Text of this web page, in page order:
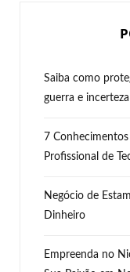
Saiba como
guerra e incerteza
7
Profissional de
Negócio de
Dinheiro
Empreenda no